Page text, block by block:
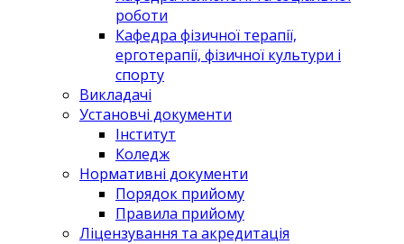
роботи
Кафедра фізичної терапії,
ерготерапії, фізичної культури і
спорту
Викладачі
Установчі документи
Інститут
Коледж
Нормативні документи
Порядок прийому
Правила прийому
Ліцензування та акредитація